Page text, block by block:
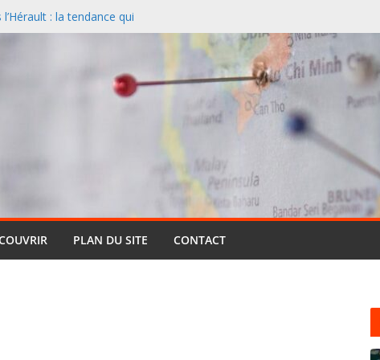
: la tendance qui
paysage naturel
et la Méditerranée
: pourquoi cette formule
(et pourquoi elle reste si
PLAN DU SITE CONTACT